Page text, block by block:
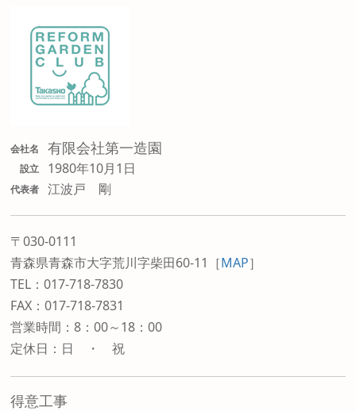
会社名 有限会社第一造園
設立 1980年10月1日
代表者 江波戸 剛
〒030-0111
青森県青森市大字荒川字柴田60-11 ［MAP］
TEL：017-718-7830
FAX：017-718-7831
営業時間：8：00～18：00
定休日：日 ・ 祝
得意工事